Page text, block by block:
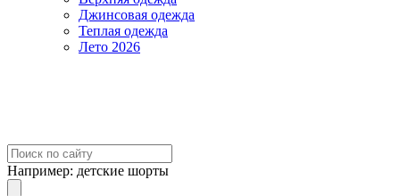
Джинсовая одежда
Теплая одежда
Лето 2026
Например: детские шорты